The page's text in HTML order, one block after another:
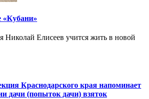
«Кубани»
Николай Елисеев учится жить в новой
Краснодарского края напоминает
дачи (попыток дачи) взяток